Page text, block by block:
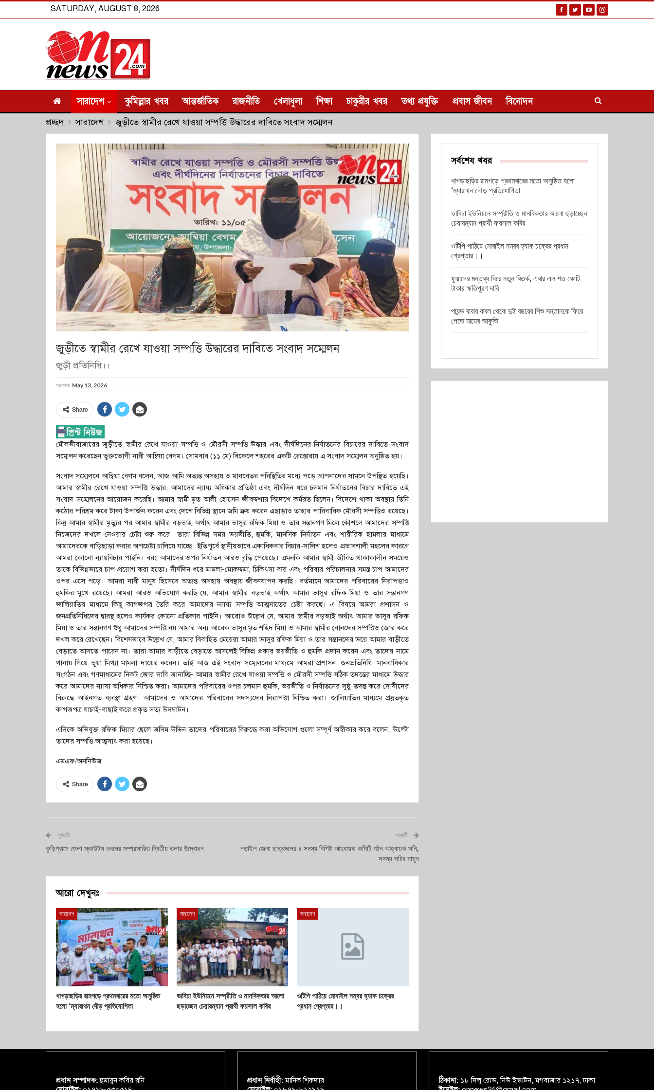
SATURDAY, AUGUST 8, 2026
সারাদেশ কুমিল্লার খবর আন্তর্জাতিক রাজনীতি খেলাধুলা শিক্ষা চাকুরীর খবর তথ্য প্রযুক্তি প্রবাস জীবন বিনোদন
প্রচ্ছদ সারাদেশ জুড়ীতে স্বামীর রেখে যাওয়া সম্পত্তি উদ্ধারের দাবিতে সংবাদ সম্মেলন
জুড়ীতে স্বামীর রেখে যাওয়া সম্পত্তি উদ্ধারের দাবিতে সংবাদ সম্মেলন
জুড়ী প্রতিনিধি।।
প্রকাশঃ May 13, 2026
Share
মৌলভীবাজারের জুড়ীতে স্বামীর রেখে যাওয়া সম্পত্তি ও মৌরসী সম্পত্তি উদ্ধার এবং দীর্ঘদিনের নির্যাতনের বিচারের দাবিতে সংবাদ
সম্মেলন করেছেন ভুক্তভোগী নারী আম্বিয়া বেগম। সোমবার (১১ মে) বিকেলে শহরের একটি রেস্তোরায় এ সংবাদ সম্মেলন অনুষ্ঠিত হয়।
সংবাদ সম্মেলনে আম্বিয়া বেগম বলেন, আজ আমি অত্যন্ত অসহায় ও মানবেতর পরিস্থিতির মধ্যে পড়ে আপনাদের সামনে উপস্থিত হয়েছি।
আমার স্বামীর রেখে যাওয়া সম্পত্তি উদ্ধার, আমাদের ন্যায্য অধিকার প্রতিষ্ঠা এবং দীর্ঘদিন ধরে চলমান নির্যাতনের বিচার দাবিতে এই
সংবাদ সম্মেলনের আয়োজন করেছি। আমার স্বামী মৃত আলী হোসেন জীবদ্দশায় বিদেশে কর্মরত ছিলেন। বিদেশে থাকা অবস্থায় তিনি
কঠোর পরিশ্রম করে টাকা উপার্জন করেন এবং দেশে বিভিন্ন স্থানে জমি ক্রয় করেন এছাড়াও তাহার পারিবারিক মৌরসী সম্পত্তিও রয়েছে।
কিন্তু আমার স্বামীর মৃত্যুর পর আমার স্বামীর বড়ভাই অর্থাৎ আমার ভাসুর রফিক মিয়া ও তার সন্তানগণ মিলে কৌশলে আমাদের সম্পত্তি
নিজেদের দখলে নেওয়ার চেষ্টা শুরু করে। তারা বিভিন্ন সময় ভয়ভীতি, হুমকি, মানসিক নির্যাতন এবং শারীরিক হামলার মাধ্যমে
আমাদেরকে বাড়িছাড়া করার অপচেষ্টা চালিয়ে যাচ্ছে। ইতিপূর্বে স্থানীয়ভাবে একাধিকবার বিচার-সালিশ হলেও প্রভাবশালী মহলের কারণে
আমরা কোনো ন্যায়বিচার পাইনি। বরং আমাদের ওপর নির্যাতন আরও বৃদ্ধি পেয়েছে। এমনকি আমার স্বামী জীবিত থাকাকালীন সময়েও
তাকে বিভিন্নভাবে চাপ প্রয়োগ করা হতো। দীর্ঘদিন ধরে মামলা-মোকদ্দমা, চিকিৎসা ব্যয় এবং পরিবার পরিচালনার সমস্ত চাপ আমাদের
ওপর এসে পড়ে। আমরা নারী মানুষ হিসেবে অত্যন্ত অসহায় অবস্থায় জীবনযাপন করছি। বর্তমানে আমাদের পরিবারের নিরাপত্তাও
হুমকির মুখে রয়েছে। আমরা আরও অভিযোগ করছি যে, আমার স্বামীর বড়ভাই অর্থাৎ আমার ভাসুর রফিক মিয়া ও তার সন্তানগণ
জালিয়াতির মাধ্যমে কিছু কাগজপত্র তৈরি করে আমাদের ন্যায্য সম্পত্তি আত্মসাতের চেষ্টা করছে। এ বিষয়ে আমরা প্রশাসন ও
জনপ্রতিনিধিদের দ্বারস্থ হলেও কার্যকর কোনো প্রতিকার পাইনি। আরোও উল্লেখ যে, আমার স্বামীর বড়ভাই অর্থাৎ আমার ভাসুর রফিক
মিয়া ও তার সন্তানগণ শুধু আমাদের সম্পত্তি নয় আমার অন্য আরেক ভাসুর মৃত শহিদ মিয়া ও আমার স্বামীর বোনদের সম্পত্তিও জোর করে
দখল করে রেখেছেন। বিশেষভাবে উল্লেখ যে, আমার বিবাহিত মেয়েরা আমার ভাসুর রফিক মিয়া ও তার সন্তানদের ভয়ে আমার বাড়ীতে
বেড়াতে আসতে পারেন না। তারা আমার বাড়ীতে বেড়াতে আসলেই বিভিন্ন প্রকার ভয়ভীতি ও হুমকি প্রদান করেন এবং তাদের নামে
থানায় গিয়ে ভূয়া মিথ্যা মামলা দায়ের করেন। তাই আজ এই সংবাদ সম্মেলনের মাধ্যমে আমরা প্রশাসন, জনপ্রতিনিধি, মানবাধিকার
সংগঠন এবং গণমাধ্যমের নিকট জোর দাবি জানাচ্ছি- আমার স্বামীর রেখে যাওয়া সম্পত্তি ও মৌরসী সম্পত্তি সঠিক তদন্তের মাধ্যমে উদ্ধার
করে আমাদের ন্যায্য অধিকার নিশ্চিত করা। আমাদের পরিবারের ওপর চলমান হুমকি, ভয়ভীতি ও নির্যাতনের সুষ্ঠু তদন্ত করে দোষীদের
বিরুদ্ধে আইনগত ব্যবস্থা গ্রহণ। আমাদের ও আমাদের পরিবারের সদস্যদের নিরাপত্তা নিশ্চিত করা। জালিয়াতির মাধ্যমে প্রস্তুতকৃত
কাগজপত্র যাচাই-বাছাই করে প্রকৃত সত্য উদঘাটন।
এদিকে অভিযুক্ত রফিক মিয়ার ছেলে জসিম উদ্দিন তাদের পরিবারের বিরুদ্ধে করা অভিযোগ গুলো সম্পূর্ণ অস্বীকার করে বলেন, উল্টো
তাদের সম্পত্তি আত্মসাৎ করা হয়েছে।
এমএফ/অননিউজ
Share
পূর্ববর্তী
কুড়িগ্রামে জেলা স্কাউটস ভবনের সম্প্রসারিত দ্বিতীয় তলার উদ্বোধন
পরবর্তী
নড়াইল জেলা ছাত্রদলের ৪ সদস্য বিশিষ্ট আহবায়ক কমিটি গঠন আহ্বায়ক সনি,
সদস্য সচিব মামুন
আরো দেখুনঃ
সারাদেশ
খাগড়াছড়ির রামগড়ে প্রথমবারের মতো অনুষ্ঠিত
হলো ‘ম্যারাথন দৌড় প্রতিযোগিতা
সারাদেশ
ভাবিচা ইউনিয়নে সম্প্রীতি ও মানবিকতার আলো
ছড়াচ্ছেন চেয়ারম্যান প্রার্থী ফয়সাল কবির
সারাদেশ
ওটিপি পাঠিয়ে মোবাইল নম্বর হ্যাক চক্রের
প্রধান গ্রেপ্তার।।
সর্বশেষ খবর
খাগড়াছড়ির রামগড়ে প্রথমবারের মতো অনুষ্ঠিত হলো
‘ম্যারাথন দৌড় প্রতিযোগিতা
ভাবিচা ইউনিয়নে সম্প্রীতি ও মানবিকতার আলো ছড়াচ্ছেন
চেয়ারম্যান প্রার্থী ফয়সাল কবির
ওটিপি পাঠিয়ে মোবাইল নম্বর হ্যাক চক্রের প্রধান
গ্রেপ্তার।।
ফুয়াদের মন্তব্য ঘিরে নতুন বিতর্ক, এবার এল শত কোটি
টাকার ক্ষতিপূরণ দাবি
পাষন্ড বাবার কবল থেকে দুই বছরের শিশু সন্তানকে ফিরে
পেতে মায়ের আকুতি
প্রধান সম্পাদক:হুমায়ুন কবির রনি প্রধান নির্বাহী:মানিক শিকদার ঠিকানা:১৮ দিলু রোড, নিউ ইস্কাটন, মগবাজার ১২১৭, ঢাকা